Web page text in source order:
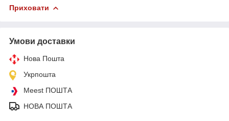
Приховати
Умови доставки
Нова Пошта
Укрпошта
Meest ПОШТА
НОВА ПОШТА